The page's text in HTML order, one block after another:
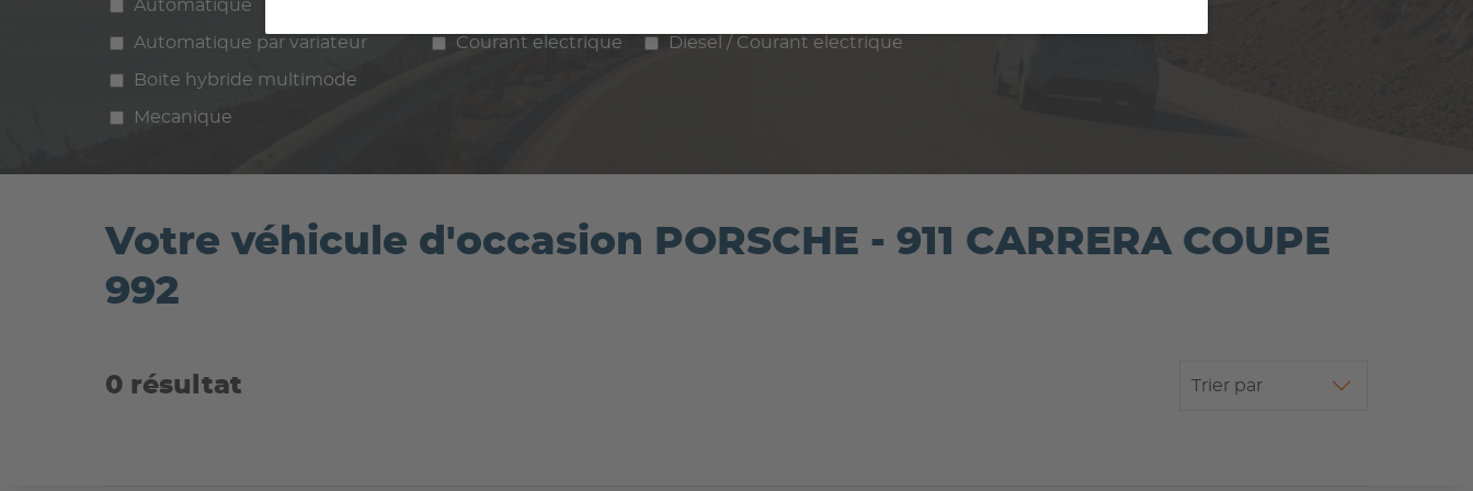
Automatique
Automatique par variateur
Boite hybride multimode
Mecanique
Courant electrique Diesel / Courant electrique
Votre véhicule d'occasion PORSCHE - 911 CARRERA COUPE
992
0 résultat Trier par